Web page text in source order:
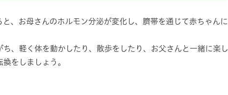
、お母さんのホルモン分泌が変化し、臍帯を通じて赤ちゃんに
、軽く体を動かしたり、散歩をしたり、お父さんと一緒に楽し
をしましょう。